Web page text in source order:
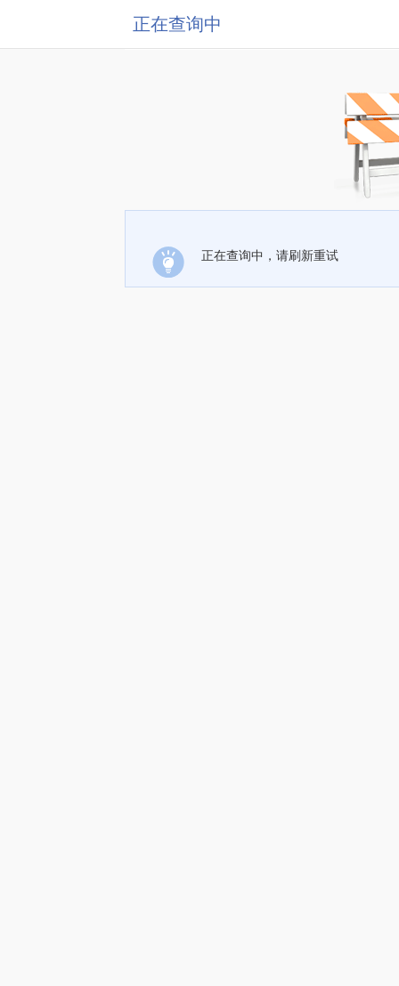
正在查询中
正在查询中，请刷新重试